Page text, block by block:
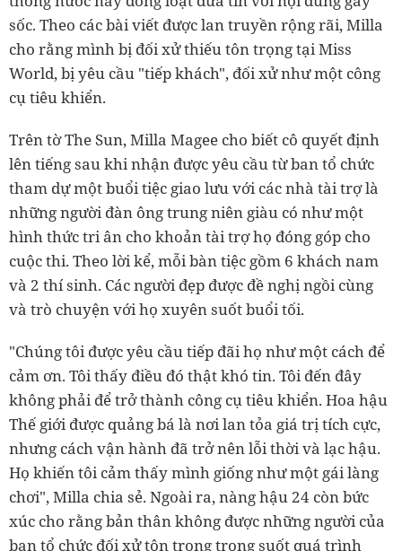
sốc. Theo các bài viết được lan truyền rộng rãi, Milla
cho rằng mình bị đối xử thiếu tôn trọng tại Miss
World, bị yêu cầu "tiếp khách", đối xử như một công
cụ tiêu khiển.
Trên tờ The Sun, Milla Magee cho biết cô quyết định
lên tiếng sau khi nhận được yêu cầu từ ban tổ chức
tham dự một buổi tiệc giao lưu với các nhà tài trợ là
những người đàn ông trung niên giàu có như một
hình thức tri ân cho khoản tài trợ họ đóng góp cho
cuộc thi. Theo lời kể, mỗi bàn tiệc gồm 6 khách nam
và 2 thí sinh. Các người đẹp được đề nghị ngồi cùng
và trò chuyện với họ xuyên suốt buổi tối.
"Chúng tôi được yêu cầu tiếp đãi họ như một cách để
cảm ơn. Tôi thấy điều đó thật khó tin. Tôi đến đây
không phải để trở thành công cụ tiêu khiển. Hoa hậu
Thế giới được quảng bá là nơi lan tỏa giá trị tích cực,
nhưng cách vận hành đã trở nên lỗi thời và lạc hậu.
Họ khiến tôi cảm thấy mình giống như một gái làng
chơi", Milla chia sẻ. Ngoài ra, nàng hậu 24 còn bức
xúc cho rằng bản thân không được những người của
ban tổ chức đối xử tôn trọng trong suốt quá trình